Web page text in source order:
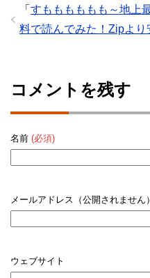
「 すもももももも～地上
料で読んでみた！Zipより
コメントを残す
名前 (必須)
メールアドレス（公開されません
ウェブサイト